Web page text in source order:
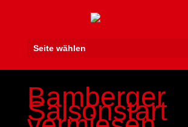
Seite wählen
Bamberger
Saisonstart